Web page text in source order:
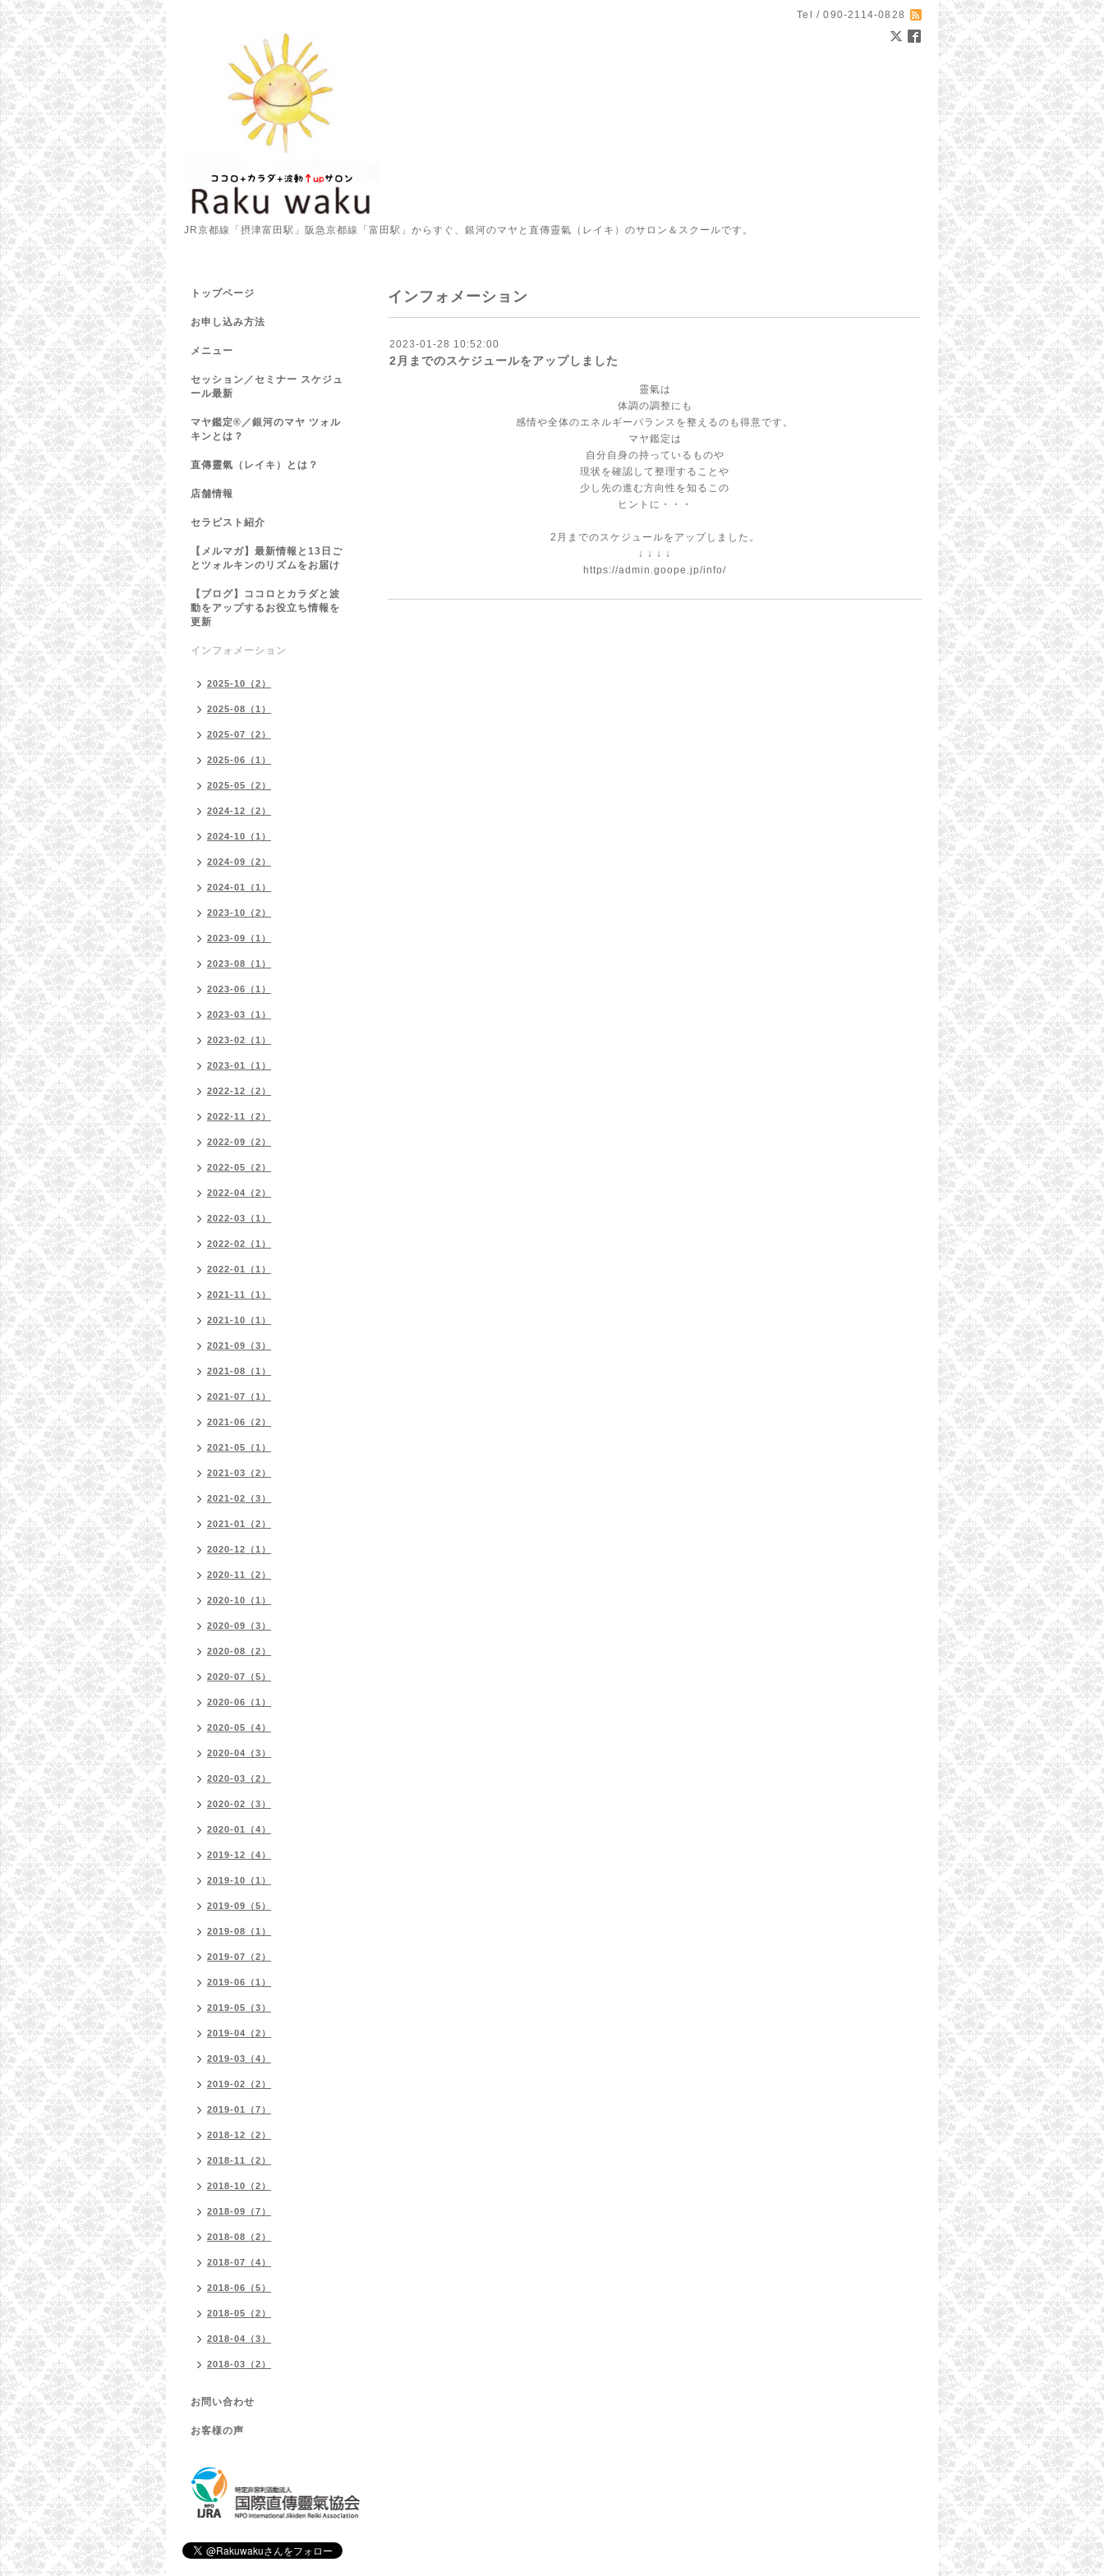
Tel / 090-2114-0828
JR京都線「摂津富田駅」阪急京都線「富田駅」からすぐ、銀河のマヤと直傳靈氣（レイキ）のサロン＆スクールです。
インフォメーション
2023-01-28 10:52:00
2月までのスケジュールをアップしました
靈氣は
体調の調整にも
感情や全体のエネルギーバランスを整えるのも得意です。
マヤ鑑定は
自分自身の持っているものや
現状を確認して整理することや
少し先の進む方向性を知るこの
ヒントに・・・
2月までのスケジュールをアップしました。
↓ ↓ ↓ ↓
https://admin.goope.jp/info/
トップページ
お申し込み方法
メニュー
セッション／セミナー スケジュ
ール最新
マヤ鑑定®／銀河のマヤ ツォル
キンとは？
直傳靈氣（レイキ）とは？
店舗情報
セラピスト紹介
【メルマガ】最新情報と13日ご
とツォルキンのリズムをお届け
【ブログ】ココロとカラダと波
動をアップするお役立ち情報を
更新
インフォメーション
2025-10（2）
2025-08（1）
2025-07（2）
2025-06（1）
2025-05（2）
2024-12（2）
2024-10（1）
2024-09（2）
2024-01（1）
2023-10（2）
2023-09（1）
2023-08（1）
2023-06（1）
2023-03（1）
2023-02（1）
2023-01（1）
2022-12（2）
2022-11（2）
2022-09（2）
2022-05（2）
2022-04（2）
2022-03（1）
2022-02（1）
2022-01（1）
2021-11（1）
2021-10（1）
2021-09（3）
2021-08（1）
2021-07（1）
2021-06（2）
2021-05（1）
2021-03（2）
2021-02（3）
2021-01（2）
2020-12（1）
2020-11（2）
2020-10（1）
2020-09（3）
2020-08（2）
2020-07（5）
2020-06（1）
2020-05（4）
2020-04（3）
2020-03（2）
2020-02（3）
2020-01（4）
2019-12（4）
2019-10（1）
2019-09（5）
2019-08（1）
2019-07（2）
2019-06（1）
2019-05（3）
2019-04（2）
2019-03（4）
2019-02（2）
2019-01（7）
2018-12（2）
2018-11（2）
2018-10（2）
2018-09（7）
2018-08（2）
2018-07（4）
2018-06（5）
2018-05（2）
2018-04（3）
2018-03（2）
お問い合わせ
お客様の声